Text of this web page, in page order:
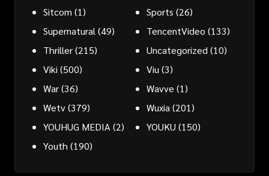
Sitcom (1) Sports (26)
Supernatural(49) TencentVideo (133)
Thriller(215) Uncategorized(10)
Viki (500) Viu(3)
War(36) Wavve (1)
Wetv(379) Wuxia(201)
YOUHUG MEDIA(2) YOUKU (150)
Youth (190)